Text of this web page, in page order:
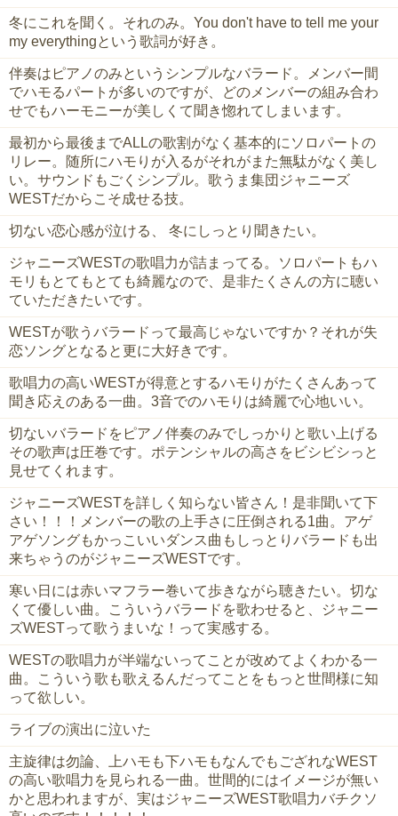
冬にこれを聞く。それのみ。You don't have to tell me your
my everythingという歌詞が好き。
伴奏はピアノのみというシンプルなバラード。メンバー間
でハモるパートが多いのですが、どのメンバーの組み合わ
せでもハーモニーが美しくて聞き惚れてしまいます。
最初から最後までALLの歌割がなく基本的にソロパートの
リレー。随所にハモりが入るがそれがまた無駄がなく美し
い。サウンドもごくシンプル。歌うま集団ジャニーズ
WESTだからこそ成せる技。
切ない恋心感が泣ける、 冬にしっとり聞きたい。
ジャニーズWESTの歌唱力が詰まってる。ソロパートもハ
モリもとてもとても綺麗なので、是非たくさんの方に聴い
ていただきたいです。
WESTが歌うバラードって最高じゃないですか？それが失
恋ソングとなると更に大好きです。
歌唱力の高いWESTが得意とするハモりがたくさんあって
聞き応えのある一曲。3音でのハモりは綺麗で心地いい。
切ないバラードをピアノ伴奏のみでしっかりと歌い上げる
その歌声は圧巻です。ポテンシャルの高さをビシビシっと
見せてくれます。
ジャニーズWESTを詳しく知らない皆さん！是非聞いて下
さい！！！メンバーの歌の上手さに圧倒される1曲。アゲ
アゲソングもかっこいいダンス曲もしっとりバラードも出
来ちゃうのがジャニーズWESTです。
寒い日には赤いマフラー巻いて歩きながら聴きたい。切な
くて優しい曲。こういうバラードを歌わせると、ジャニー
ズWESTって歌うまいな！って実感する。
WESTの歌唱力が半端ないってことが改めてよくわかる一
曲。こういう歌も歌えるんだってことをもっと世間様に知
って欲しい。
ライブの演出に泣いた
主旋律は勿論、上ハモも下ハモもなんでもござれなWEST
の高い歌唱力を見られる一曲。世間的にはイメージが無い
かと思われますが、実はジャニーズWEST歌唱力バチクソ